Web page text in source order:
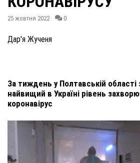
25 жовтня 2022 0
Дар'я Жученя
За тиждень у Полтавській області
найвищий в Україні рівень
коронавірус